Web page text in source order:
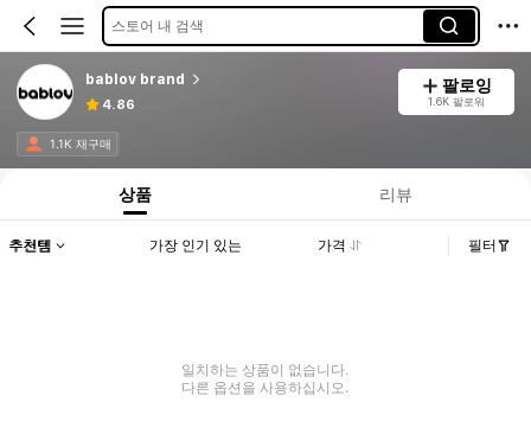
스토어 내 검색
bablov brand
4.86
팔로잉
1.6K 팔로워
1.1K 재구매
상품 리뷰
추천템 가장 인기 있는 가격 필터
일치하는 상품이 없습니다.
다른 옵션을 사용하십시오.